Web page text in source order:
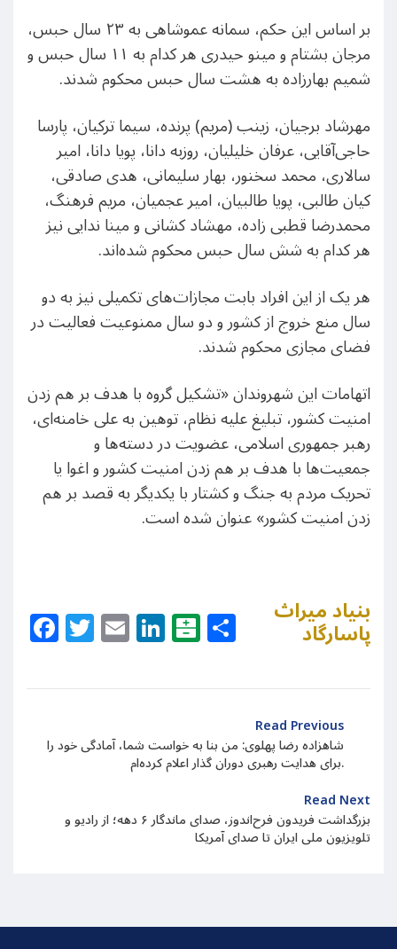
بر اساس این حکم، سمانه عموشاهی به ۲۳ سال حبس،
مرجان بشتام و مینو حیدری هر کدام به ۱۱ سال حبس و
شمیم بهارزاده به هشت سال حبس محکوم شدند.
مهرشاد برجیان، زینب (مریم) پرنده، سیما ترکیان، پارسا
حاجی‌آقایی، عرفان خلیلیان، روزبه دانا، پویا دانا، امیر
سالاری، محمد سخنور، بهار سلیمانی، هدی صادقی،
کیان طالبی، پویا طالبیان، امیر عجمیان، مریم فرهنگ،
محمدرضا قطبی زاده، مهشاد کشانی و مینا ندایی نیز
هر کدام به شش سال حبس محکوم شده‌اند.
هر یک از این افراد بابت مجازات‌های تکمیلی نیز به دو
سال منع خروج از کشور و دو سال ممنوعیت فعالیت در
فضای مجازی محکوم شدند.
اتهامات این شهروندان «تشکیل گروه با هدف بر هم زدن
امنیت کشور، تبلیغ علیه نظام، توهین به علی خامنه‌ای،
رهبر جمهوری اسلامی، عضویت در دسته‌ها و
جمعیت‌ها با هدف بر هم زدن امنیت کشور و اغوا یا
تحریک مردم به جنگ و کشتار با یکدیگر به قصد بر هم
زدن امنیت کشور» عنوان شده است.
Facebook
Twitter
EmailLinkedIn
Balatarin
Share
بنیاد میراث
پاسارگاد
Read Previous
شاهزاده رضا پهلوی: من بنا به خواست شما، آمادگی خود را
برای هدایت رهبری دوران گذار اعلام کرده‌ام.
Read Next
بزرگداشت فریدون فرح‌اندوز، صدای ماندگار ۶ دهه؛ از رادیو و
تلویزیون ملی ایران تا صدای آمریکا